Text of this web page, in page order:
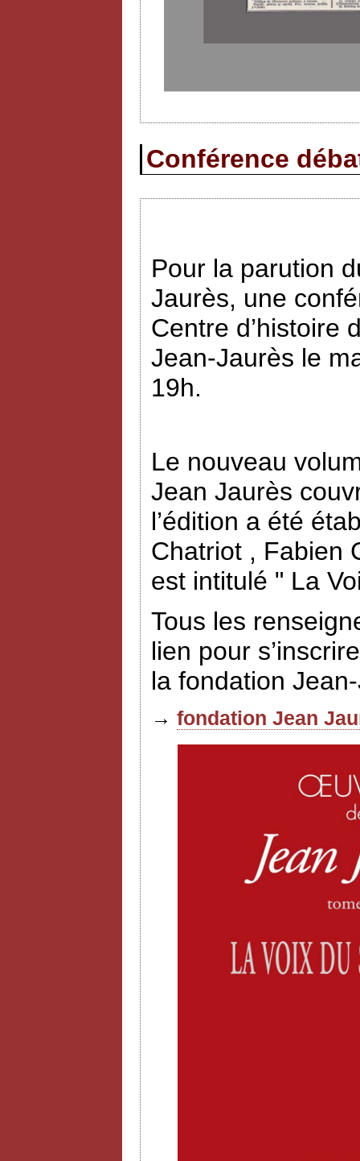
Conférence
Pour la parution
Jaurès, une
Centre d’histoire
Jean-Jaurès le
19h.
Le nouveau
Jean Jaurès
l’édition a été
Chatriot , Fabien
est intitulé " La
Tous les
lien pour
la fondation
→ fondation Jean